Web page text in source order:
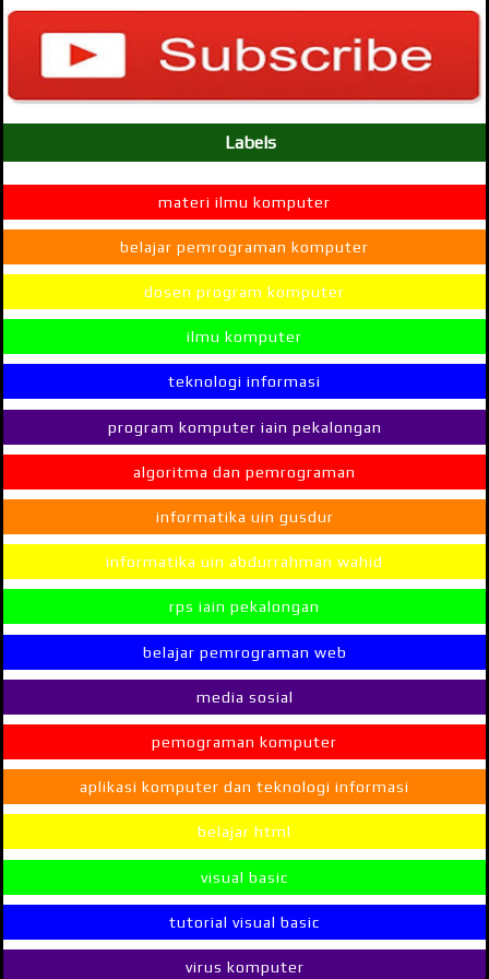
Labels
materi ilmu komputer
belajar pemrograman komputer
dosen program komputer
ilmu komputer
teknologi informasi
program komputer iain pekalongan
algoritma dan pemrograman
informatika uin gusdur
informatika uin abdurrahman wahid
rps iain pekalongan
belajar pemrograman web
media sosial
pemograman komputer
aplikasi komputer dan teknologi informasi
belajar html
visual basic
tutorial visual basic
virus komputer